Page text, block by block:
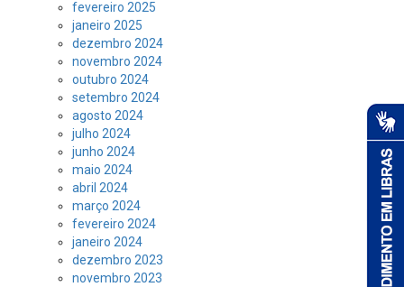
fevereiro 2025
janeiro 2025
dezembro 2024
novembro 2024
outubro 2024
setembro 2024
agosto 2024
julho 2024
junho 2024
maio 2024
abril 2024
março 2024
fevereiro 2024
janeiro 2024
dezembro 2023
novembro 2023